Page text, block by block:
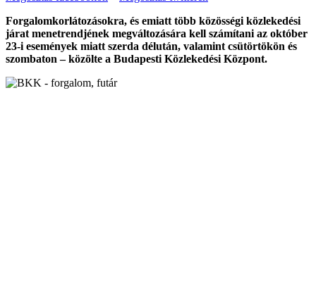
Forgalomkorlátozásokra, és emiatt több közösségi közlekedési
járat menetrendjének megváltozására kell számítani az október
23-i események miatt szerda délután, valamint csütörtökön és
szombaton – közölte a Budapesti Közlekedési Központ.